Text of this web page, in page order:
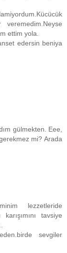
ettim yola.
edersin beniya
gülmekten. Eee,
mi? Arada
lezzetleride
tavsiye
sevgiler